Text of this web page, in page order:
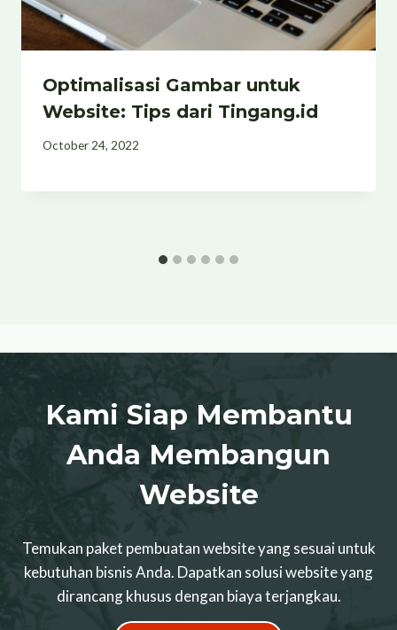
Optimalisasi Gambar untuk
Website: Tips dari Tingang.id
October 24, 2022
Kami Siap Membantu
Anda Membangun
Website
Temukan paket pembuatan website yang sesuai untuk
kebutuhan bisnis Anda. Dapatkan solusi website yang
dirancang khusus dengan biaya terjangkau.